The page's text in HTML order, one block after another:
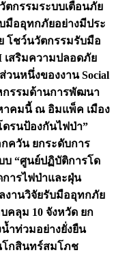
ตกรรมระบบเตือนภัย
มืออุทกภัยอย่างมีประ
โชว์นวัตกรรมรับมือ
เสริมความปลอดภัย
นหนึ่งของงาน Social
หกรรมด้านการพัฒนา
าคมนี้ ณ อิมแพ็ค เมือง
ดรนป้องกันไฟป่า”
ควัน ยกระดับการ
บ “ศูนย์ปฏิบัติการโด
ารไฟป่าและฝุ่น
งานวิจัยรับมืออุทกภัย
คลุม 10 จังหวัด ยก
ำท่วมอย่างยั่งยืน
โกสินทร์สมโภช